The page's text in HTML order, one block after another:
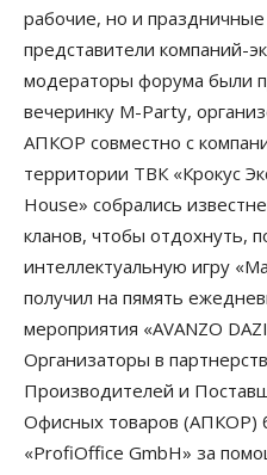
рабочие, но и
представители компаний-
модераторы форума были
вечеринку M-Party,
АПКОР совместно с
территории ТВК «Крокус
House» собрались
кланов, чтобы отдохнуть,
интеллектуальную игру
получил на пямять
мероприятия «AVANZO
Организаторы в
Производителей и
Офисных товаров (АПКОР)
«ProfiOffice GmbH» за